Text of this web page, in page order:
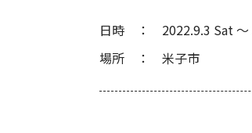
日時 2022.9.3 Sat 〜
場所
米子市